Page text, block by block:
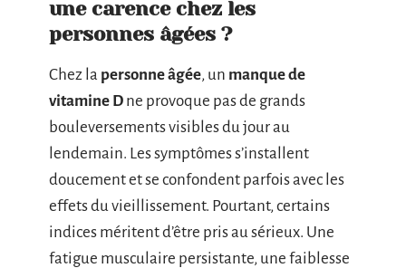
une carence chez les
personnes âgées ?
Chez la personne âgée, un manque de
vitamine D ne provoque pas de grands
bouleversements visibles du jour au
lendemain. Les symptômes s’installent
doucement et se confondent parfois avec les
effets du vieillissement. Pourtant, certains
indices méritent d’être pris au sérieux. Une
fatigue musculaire persistante, une faiblesse